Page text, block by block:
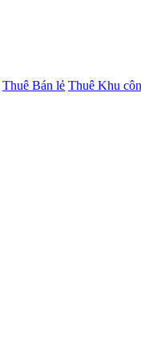
Thuê Bán lẻ Thuê Khu